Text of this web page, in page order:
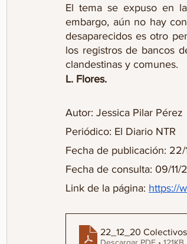
El tema se expuso en
embargo, aún no hay
desaparecidos es otro
los registros de bancos
clandestinas y comunes.
L. Flores.
Autor: Jessica Pilar Pérez
Periódico: El Diario NTR
Fecha de publicación: 22/
Fecha de consulta: 09/11/
Link de la página: https://
22_12_20
Descargar PDF • 121KB